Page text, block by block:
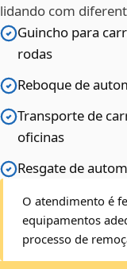
lidando com
Guincho para
rodas
Reboque de
Transporte de
oficinas
Resgate de
O atendimento é
equipamentos
processo de